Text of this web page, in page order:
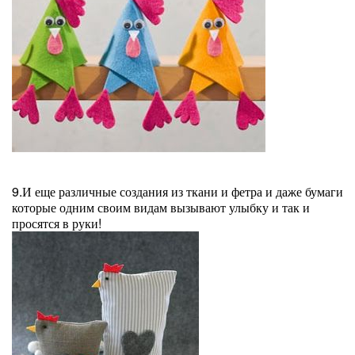
9.И еще различные создания из ткани и фетра и даже бумаги
которые одним своим видам вызывают улыбку и так и
просятся в руки!